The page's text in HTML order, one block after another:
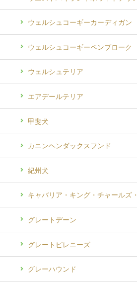
ウェルシュコーギーカーディガン
ウェルシュコーギーペンブローク
ウェルシュテリア
エアデールテリア
甲斐犬
カニンヘンダックスフンド
紀州犬
キャバリア・キング・チャールズ
グレートデーン
グレートピレニーズ
グレーハウンド